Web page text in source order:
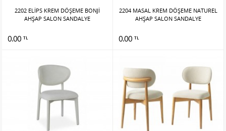
2202 ELİPS KREM DÖŞEME BONJİ
AHŞAP SALON SANDALYE
0.00 TL
2204 MASAL KREM DÖŞEME NATUREL
AHŞAP SALON SANDALYE
0.00 TL